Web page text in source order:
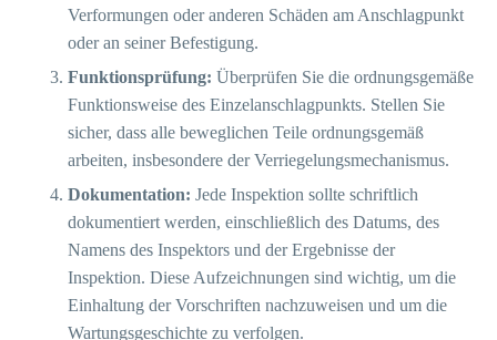
Verformungen oder anderen Schäden am Anschlagpunkt
oder an seiner Befestigung.
Funktionsprüfung: Überprüfen Sie die ordnungsgemäße
Funktionsweise des Einzelanschlagpunkts. Stellen Sie
sicher, dass alle beweglichen Teile ordnungsgemäß
arbeiten, insbesondere der Verriegelungsmechanismus.
Dokumentation: Jede Inspektion sollte schriftlich
dokumentiert werden, einschließlich des Datums, des
Namens des Inspektors und der Ergebnisse der
Inspektion. Diese Aufzeichnungen sind wichtig, um die
Einhaltung der Vorschriften nachzuweisen und um die
Wartungsgeschichte zu verfolgen.